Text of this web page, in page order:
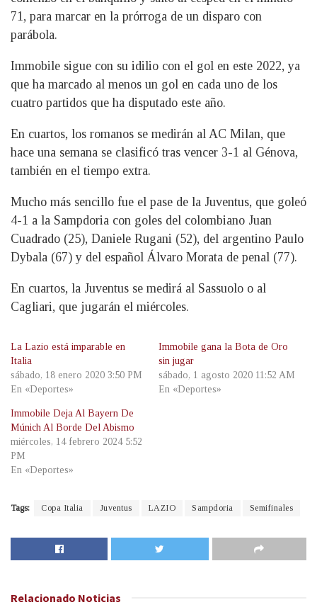
71, para marcar en la prórroga de un disparo con
parábola.
Immobile sigue con su idilio con el gol en este 2022, ya
que ha marcado al menos un gol en cada uno de los
cuatro partidos que ha disputado este año.
En cuartos, los romanos se medirán al AC Milan, que
hace una semana se clasificó tras vencer 3-1 al Génova,
también en el tiempo extra.
Mucho más sencillo fue el pase de la Juventus, que goleó
4-1 a la Sampdoria con goles del colombiano Juan
Cuadrado (25), Daniele Rugani (52), del argentino Paulo
Dybala (67) y del español Álvaro Morata de penal (77).
En cuartos, la Juventus se medirá al Sassuolo o al
Cagliari, que jugarán el miércoles.
La Lazio está imparable en
Italia
sábado, 18 enero 2020 3:50 PM
En «Deportes»
Immobile gana la Bota de Oro
sin jugar
sábado, 1 agosto 2020 11:52 AM
En «Deportes»
Immobile Deja Al Bayern De
Múnich Al Borde Del Abismo
miércoles, 14 febrero 2024 5:52
PM
En «Deportes»
Tags: Copa Italia Juventus LAZIO Sampdoria Semifinales
Relacionado Noticias